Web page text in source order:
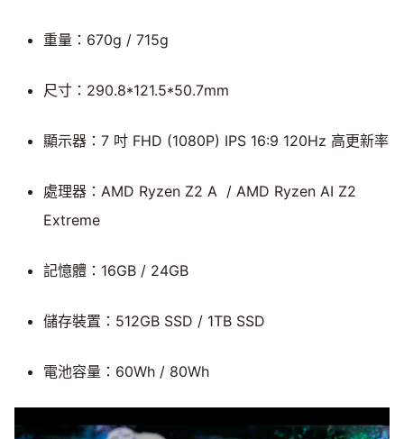
重量：670g / 715g
尺寸：290.8*121.5*50.7mm
顯示器：7 吋 FHD (1080P) IPS 16:9 120Hz 高更新率
處理器：AMD Ryzen Z2 A / AMD Ryzen AI Z2
Extreme
記憶體：16GB / 24GB
儲存裝置：512GB SSD / 1TB SSD
電池容量：60Wh / 80Wh